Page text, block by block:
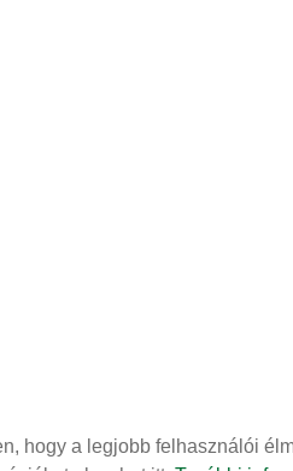
tájékoztató Impresszum
hogy a legjobb felhasználói